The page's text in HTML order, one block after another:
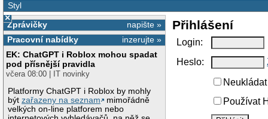
Styl
×
napište »
Zprávičky
inzerujte »
Pracovní nabídky
EK: ChatGPT i Roblox mohou spadat
pod přísnější pravidla
včera 08:00 | IT novinky
Platformy ChatGPT i Roblox by mohly
býtzařazeny na seznam
mimořádně
velkých on-line platforem nebo
Přihlášení
Login:
Heslo:
Používat